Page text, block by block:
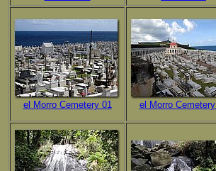
el Morro Cemetery 01 el Morro